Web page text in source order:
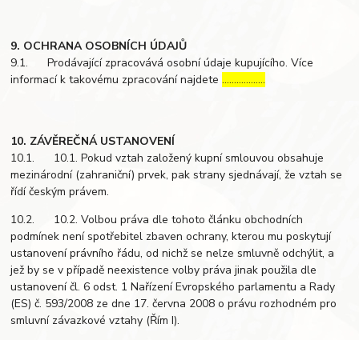
9. OCHRANA OSOBNÍCH ÚDAJŮ
9.1. Prodávající zpracovává osobní údaje kupujícího. Více
informací k takovému zpracování najdete………………
10. ZÁVĚREČNÁ USTANOVENÍ
10.1. 10.1. Pokud vztah založený kupní smlouvou obsahuje
mezinárodní (zahraniční) prvek, pak strany sjednávají, že vztah se
řídí českým právem.
10.2. 10.2. Volbou práva dle tohoto článku obchodních
podmínek není spotřebitel zbaven ochrany, kterou mu poskytují
ustanovení právního řádu, od nichž se nelze smluvně odchýlit, a
jež by se v případě neexistence volby práva jinak použila dle
ustanovení čl. 6 odst. 1 Nařízení Evropského parlamentu a Rady
(ES) č. 593/2008 ze dne 17. června 2008 o právu rozhodném pro
smluvní závazkové vztahy (Řím I).